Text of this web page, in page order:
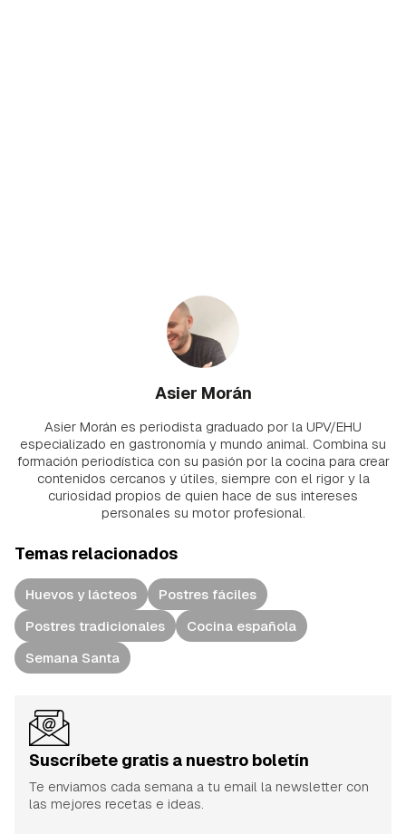
Asier Morán
Asier Morán es periodista graduado por la UPV/EHU
especializado en gastronomía y mundo animal. Combina su
formación periodística con su pasión por la cocina para crear
contenidos cercanos y útiles, siempre con el rigor y la
curiosidad propios de quien hace de sus intereses
personales su motor profesional.
Temas relacionados
Huevos y lácteos
Postres fáciles
Postres tradicionales
Cocina española
Semana Santa
Suscríbete gratis a nuestro boletín
Te enviamos cada semana a tu email la newsletter con
las mejores recetas e ideas.